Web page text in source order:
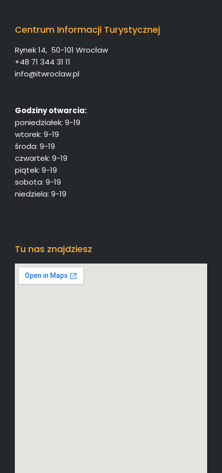
Centrum Informacji Turystycznej
Rynek 14, 50-101 Wrocław
+48 71 344 31 11
info@itwroclaw.pl
Godziny otwarcia:
poniedziałek: 9-19
wtorek: 9-19
środa: 9-19
czwartek: 9-19
piątek: 9-19
sobota: 9-19
niedziela: 9-19
Tu nas znajdziesz